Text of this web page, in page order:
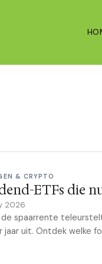
& CRYPTO
ETFs die
2026
de spaarrente
jaar uit. Ontdek welke